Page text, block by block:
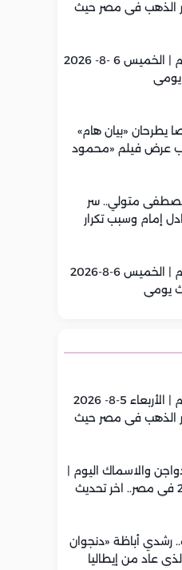
الذهب في مصر حيث
أسعار الذهب اليوم | الخميس 6 -8- 2026
يومي
يطرحان «بيان هام»
عرض فيلم «محمود
متولي.. سر
إمام وسبب تكرار
أسعار الذهب اليوم | الخميس 6-8-2026
يومي
أسعار الذهب اليوم | الأربعاء 5-8- 2026
الذهب في مصر حيث
والاسماك اليوم |
رشدي أباظة «دنجوان
عاد من إيطاليا